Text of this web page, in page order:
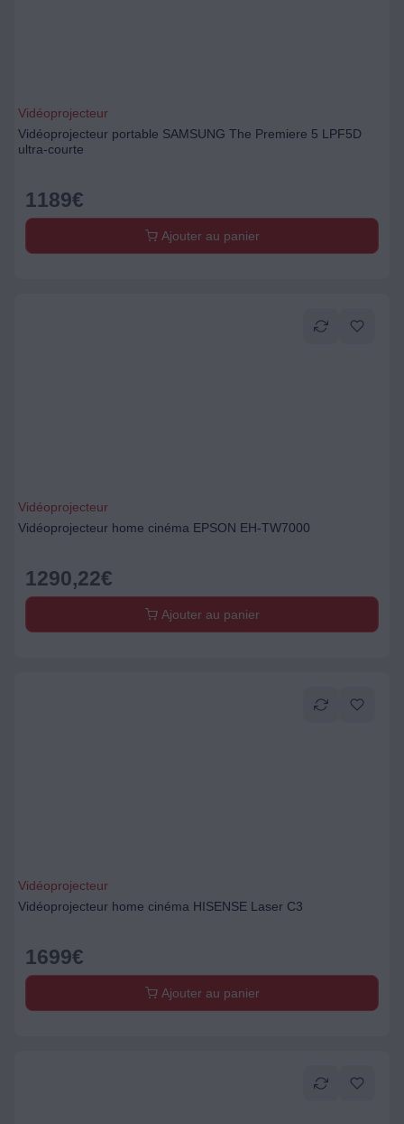
Vidéoprojecteur
Vidéoprojecteur portable SAMSUNG The Premiere 5 LPF5D
ultra-courte
1189€
Ajouter au panier
Vidéoprojecteur
Vidéoprojecteur home cinéma EPSON EH-TW7000
1290,22€
Ajouter au panier
Vidéoprojecteur
Vidéoprojecteur home cinéma HISENSE Laser C3
1699€
Ajouter au panier